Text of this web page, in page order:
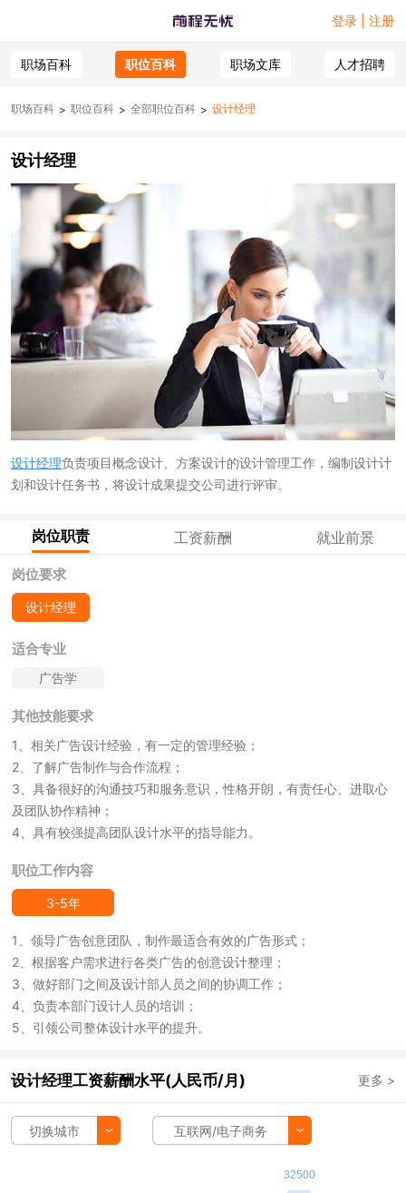
登录 | 注册
职场百科 职位百科 职场文库 人才招聘
职场百科 > 职位百科 > 全部职位百科 > 设计经理
设计经理
设计经理负责项目概念设计、方案设计的设计管理工作，编制设计计
划和设计任务书，将设计成果提交公司进行评审。
岗位职责 工资薪酬 就业前景
岗位要求
设计经理
适合专业
广告学
其他技能要求
1、相关广告设计经验，有一定的管理经验；
2、了解广告制作与合作流程；
3、具备很好的沟通技巧和服务意识，性格开朗，有责任心、进取心
及团队协作精神；
4、具有较强提高团队设计水平的指导能力。
职位工作内容
3-5年
1、领导广告创意团队，制作最适合有效的广告形式；
2、根据客户需求进行各类广告的创意设计整理；
3、做好部门之间及设计部人员之间的协调工作；
4、负责本部门设计人员的培训；
5、引领公司整体设计水平的提升。
设计经理工资薪酬水平(人民币/月) 更多 >
切换城市 互联网/电子商务